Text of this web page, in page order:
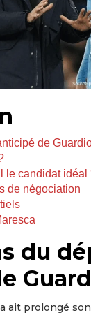
de
le candidat idéal
de négociation
du
ait prolongé